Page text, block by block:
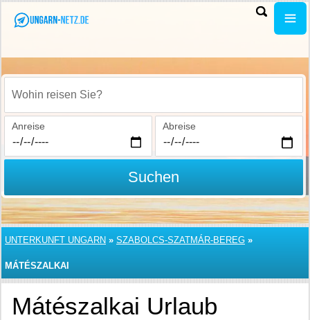
Wohin reisen Sie?
Anreise Abreise
Suchen
UNTERKUNFT UNGARN » SZABOLCS-SZATMÁR-BEREG »
MÁTÉSZALKAI
Mátészalkai Urlaub